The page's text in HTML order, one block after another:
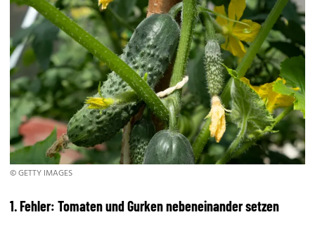
© GETTY IMAGES
1. Fehler: Tomaten und Gurken nebeneinander setzen